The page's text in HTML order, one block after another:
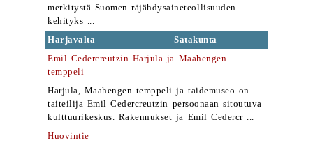
merkitystä Suomen räjähdysaineteollisuuden
kehityks ...
Harjavalta
Satakunta
Emil Cedercreutzin Harjula ja Maahengen
temppeli
Harjula, Maahengen temppeli ja taidemuseo on
taiteilija Emil Cedercreutzin persoonaan sitoutuva
kulttuurikeskus. Rakennukset ja Emil Cedercr ...
Huovintie